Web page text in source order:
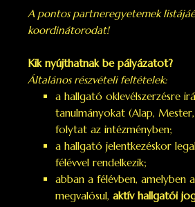
A pontos partneregyetemek
koordinátorodat!
Kik nyújthatnak be pályázatot?
Általános részvételi feltételek:
a hallgató oklevélszerzésre
tanulmányokat (Alap,
folytat az intézményben;
a hallgató jelentkezéskor
félévvel rendelkezik;
abban a félévben, amelyben
megvalósul, aktív hallgatói